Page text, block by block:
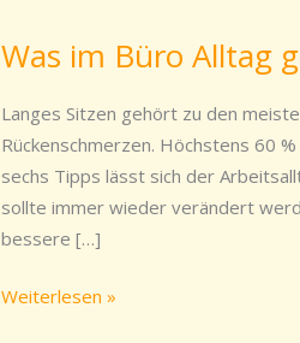
Was im Büro Alltag
Langes Sitzen gehört zu den
Rückenschmerzen. Höchstens 60
sechs Tipps lässt sich der
sollte immer wieder verändert
bessere […]
Was
Büro
Alltag
gegen
Verspannungen
hilft
Weiterlesen »